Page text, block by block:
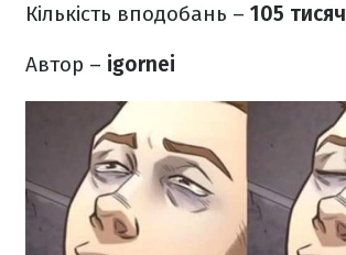
Кількість вподобань – 105 тисяч
Автор – igornei